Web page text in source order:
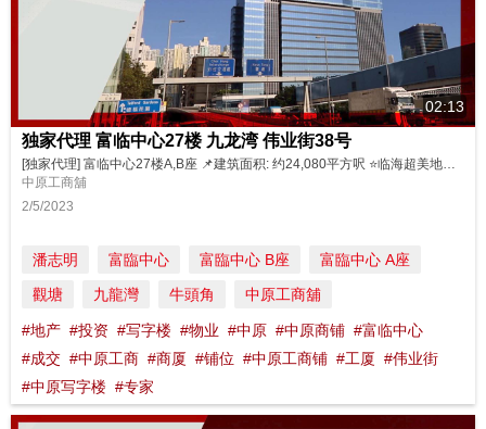
02:13
独家代理 富临中心27楼 九龙湾 伟业街38号
中原工商舖
2/5/2023
潘志明 富臨中心 富臨中心 B座
富臨中心 A座
觀塘
九龍灣 牛頭角 中原工商舖
#地产 #投资 #写字楼 #物业 #中原 #中原商铺 #富临中心
#成交 #中原工商 #商厦 #铺位 #中原工商铺 #工厦 #伟业街
#中原写字楼 #专家